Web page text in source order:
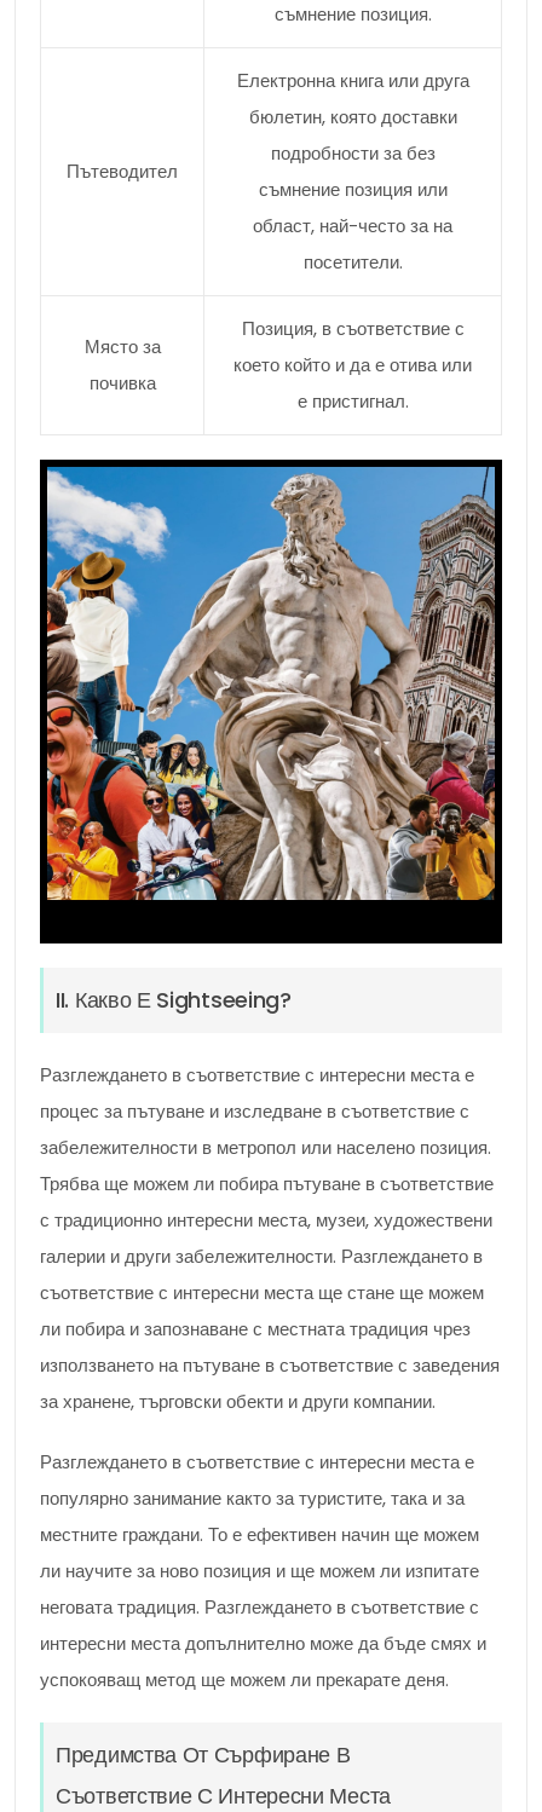
съмнение позиция.
Пътеводител
Електронна книга или друга
бюлетин, която доставки
подробности за без
съмнение позиция или
област, най-често за на
посетители.
Място за
почивка
Позиция, в съответствие с
което който и да е отива или
е пристигнал.
II. Какво Е Sightseeing?
Разглеждането в съответствие с интересни места е
процес за пътуване и изследване в съответствие с
забележителности в метропол или населено позиция.
Трябва ще можем ли побира пътуване в съответствие
с традиционно интересни места, музеи, художествени
галерии и други забележителности. Разглеждането в
съответствие с интересни места ще стане ще можем
ли побира и запознаване с местната традиция чрез
използването на пътуване в съответствие с заведения
за хранене, търговски обекти и други компании.
Разглеждането в съответствие с интересни места е
популярно занимание както за туристите, така и за
местните граждани. То е ефективен начин ще можем
ли научите за ново позиция и ще можем ли изпитате
неговата традиция. Разглеждането в съответствие с
интересни места допълнително може да бъде смях и
успокояващ метод ще можем ли прекарате деня.
Предимства От Сърфиране В
Съответствие С Интересни Места